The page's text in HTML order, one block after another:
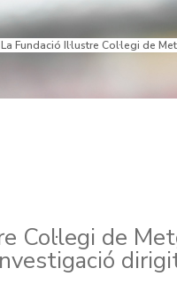
La Fundació Il·lustre Col·legi de
Col·legi de